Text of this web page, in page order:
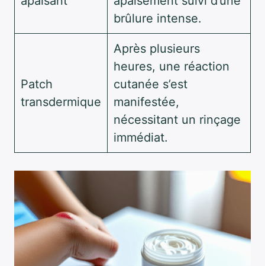
brûlure intense.
Patch
transdermique
Après plusieurs
heures, une réaction
cutanée s’est
manifestée,
nécessitant un rinçage
immédiat.